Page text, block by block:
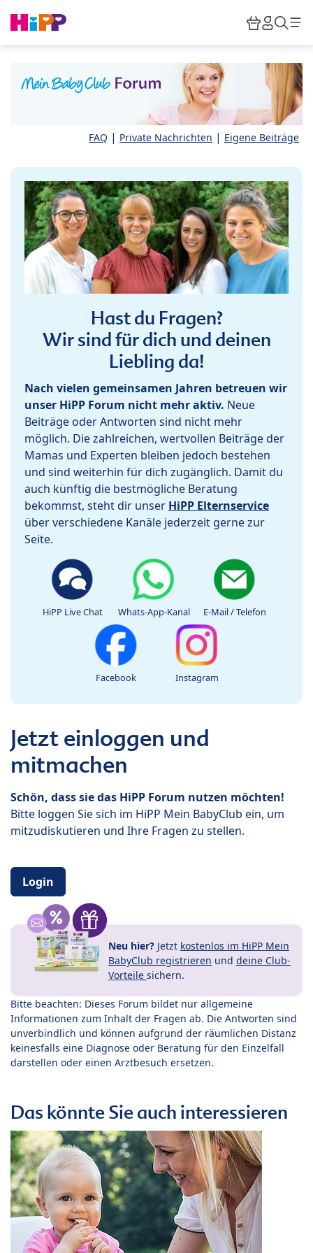
HiPP
FAQ | Private Nachrichten | Eigene Beiträge
Hast du Fragen?
Wir sind für dich und deinen
Liebling da!
Nach vielen gemeinsamen Jahren betreuen wir
unser HiPP Forum nicht mehr aktiv. Neue
Beiträge oder Antworten sind nicht mehr
möglich. Die zahlreichen, wertvollen Beiträge der
Mamas und Experten bleiben jedoch bestehen
und sind weiterhin für dich zugänglich. Damit du
auch künftig die bestmögliche Beratung
bekommst, steht dir unser HiPP Elternservice
über verschiedene Kanäle jederzeit gerne zur
Seite.
HiPP Live Chat Whats-App-Kanal E-Mail / Telefon
Facebook Instagram
Jetzt einloggen und
mitmachen
Schön, dass sie das HiPP Forum nutzen möchten!
Bitte loggen Sie sich im HiPP Mein BabyClub ein, um
mitzudiskutieren und Ihre Fragen zu stellen.
Login
Neu hier? Jetzt kostenlos im HiPP Mein
BabyClub registrieren und deine Club-
Vorteile sichern.
Bitte beachten: Dieses Forum bildet nur allgemeine
Informationen zum Inhalt der Fragen ab. Die Antworten sind
unverbindlich und können aufgrund der räumlichen Distanz
keinesfalls eine Diagnose oder Beratung für den Einzelfall
darstellen oder einen Arztbesuch ersetzen.
Das könnte Sie auch interessieren